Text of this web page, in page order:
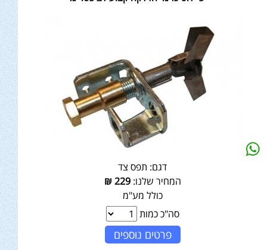
דגם: תפס צד
המחיר שלנו:229
₪
כולל מע"מ
סה"כ כמות
פרטים נוספים